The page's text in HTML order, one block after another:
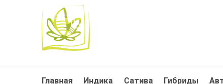
Главная Индика Сатива Гибриды